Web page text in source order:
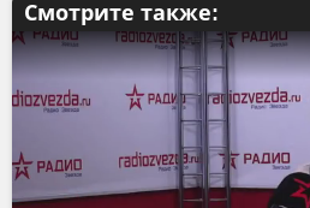
Смотрите также: